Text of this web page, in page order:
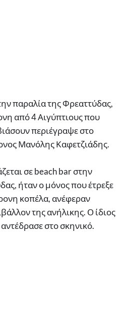
παραλία της Φρεαττύδας,
από 4 Αιγύπτιους που
περιέγραψε στο
Μανόλης Καφετζιάδης.
σε beach bar στην
ήταν ο μόνος που έτρεξε
κοπέλα, ανέφεραν
της ανήλικης. Ο ίδιος
αντέδρασε στο σκηνικό.